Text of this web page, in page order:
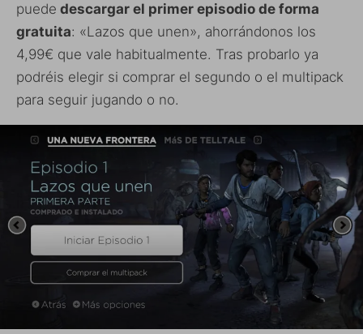
puede descargar el primer episodio de forma
gratuita: «Lazos que unen», ahorrándonos los
4,99€ que vale habitualmente. Tras probarlo ya
podréis elegir si comprar el segundo o el multipack
para seguir jugando o no.